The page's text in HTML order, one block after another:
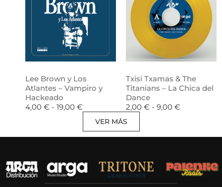
Lee Brown y Los
Atlantes – Vampiro y
Hackeado
4,00 € - 19,00 €
Txisi Txamas & The
Titanians – La Chica del
Dance
2,00 € - 9,00 €
VER MÁS